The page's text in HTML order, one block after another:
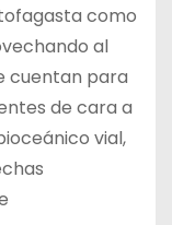
como
al
cuentan para
de cara a
vial,